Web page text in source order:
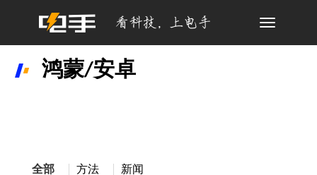
Toggle
鸿蒙/安卓
全部 方法 新闻